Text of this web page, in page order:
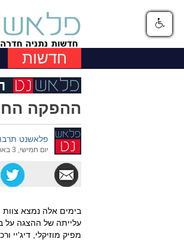
חדשות
ההפקה
פלאשנט
יום חמישי, 3 באפריל 2025, 14:47
בימים אלה נמצא
מפיק מוזיקלי, דיג'יי